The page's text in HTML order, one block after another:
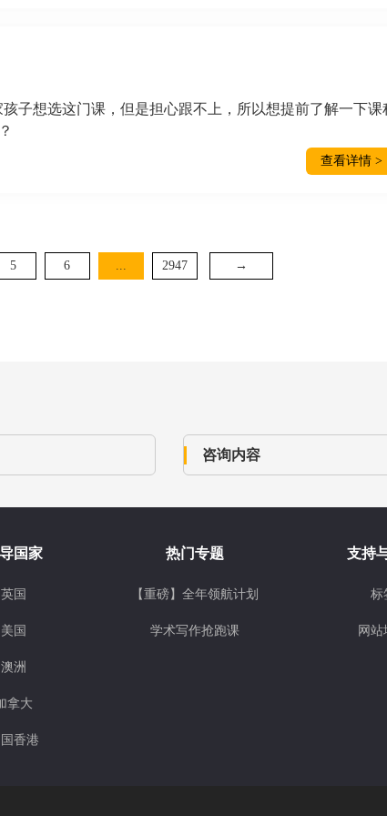
子想选这门课，但是担心跟不上，所以想提前了解一下课
查看详情 >
5 6 ... 2947 →
国家
英国
美国
澳洲
拿大
香港
热门专题
【重磅】全年领航计划
学术写作抢跑课
支持
标
网站